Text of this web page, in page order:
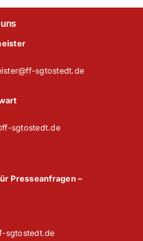
sgtostedt.de
sgtostedt.de
Presseanfragen –
sgtostedt.de